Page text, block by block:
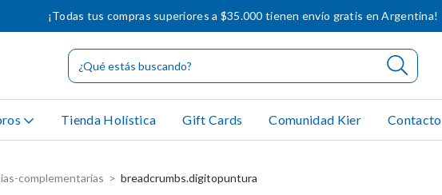
¡Todas tus compras superiores a $35.000 tienen envío gratis en Argentina!
Tienda Holística Gift Cards Comunidad Kier Contacto
complementarias > breadcrumbs.digitopuntura